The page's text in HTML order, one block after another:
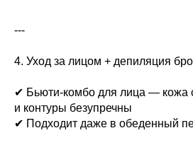
---
4. Уход за лицом + депиляция
✔ Бьюти-комбо для лица — кожа
и контуры безупречны
✔ Подходит даже в обеденный